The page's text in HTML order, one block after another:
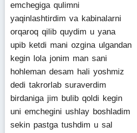
emchegiga qulimni
yaqinlashtirdim va kabinalarni
orqaroq qilib quydim u yana
upib ketdi mani ozgina ulgandan
kegin lola jonim man sani
hohleman desam hali yoshmiz
dedi takrorlab suraverdim
birdaniga jim bulib qoldi kegin
uni emchegini ushlay boshladim
sekin pastga tushdim u sal